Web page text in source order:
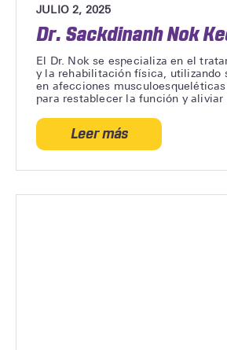
JULIO 2, 2025
Dr. Sackdinanh Nok
El Dr. Nok se especializa en el
y la rehabilitación física, utilizando
en afecciones
para restablecer la función y aliviar
Leer más
acerca
Dr.
Sackdinanh